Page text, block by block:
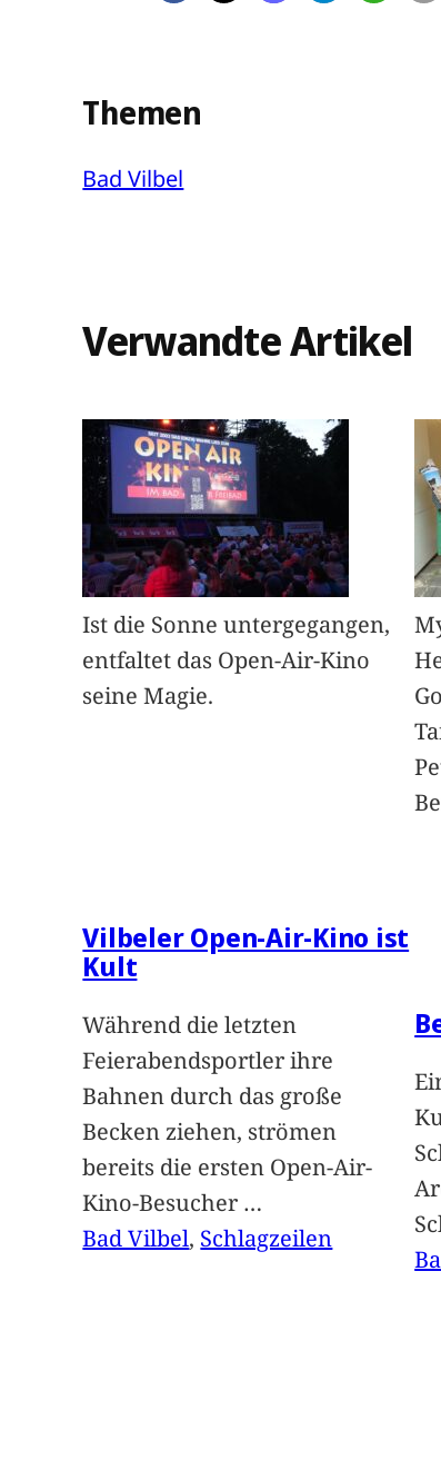
Themen
Bad Vilbel
Verwandte Artikel
Ist die Sonne untergegangen,
entfaltet das Open-Air-Kino
seine Magie.
Vilbeler Open-Air-Kino ist
Kult
Während die letzten
Feierabendsportler ihre
Bahnen durch das große
Becken ziehen, strömen
bereits die ersten Open-Air-
Kino-Besucher …
Bad Vilbel, Schlagzeilen